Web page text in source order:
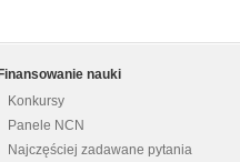
Finansowanie nauki
Konkursy
Panele NCN
Najczęściej zadawane pytania